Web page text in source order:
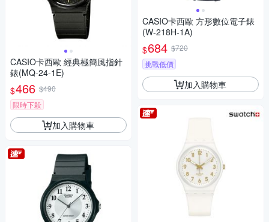
CASIO卡西歐 經典極簡風指針
錶(MQ-24-1E)
$466 $490
限時下殺
加入購物車
CASIO卡西歐 方形數位電子錶
(W-218H-1A)
$684 $720
挑戰低價
加入購物車